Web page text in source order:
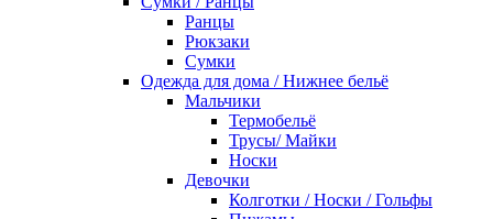
Ранцы
Рюкзаки
Сумки
Одежда для дома / Нижнее бельё
Мальчики
Термобельё
Трусы/ Майки
Носки
Девочки
Колготки / Носки / Гольфы